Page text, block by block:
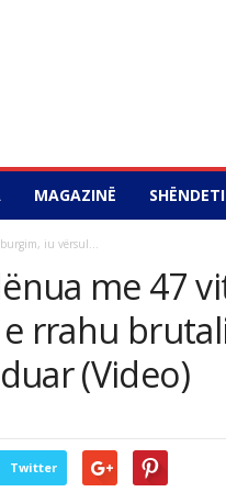
MAGAZINË SHËNDETI
iu vërsul...
me 47
rrahu
(Video)
Twitter